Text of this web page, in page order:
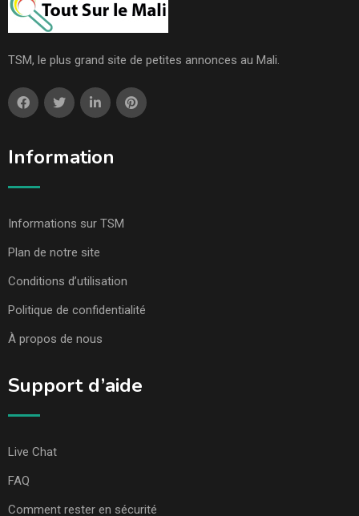
TSM, le plus grand site de petites annonces au Mali.
Information
Informations sur TSM
Plan de notre site
Conditions d’utilisation
Politique de confidentialité
À propos de nous
Support d’aide
Live Chat
FAQ
Comment rester en sécurité